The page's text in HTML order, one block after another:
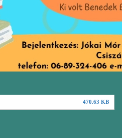
470.63 KB